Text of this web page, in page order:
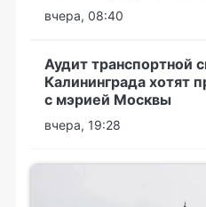
вчера, 08:40
Аудит транспортной
Калининграда хотят
с мэрией Москвы
вчера, 19:28